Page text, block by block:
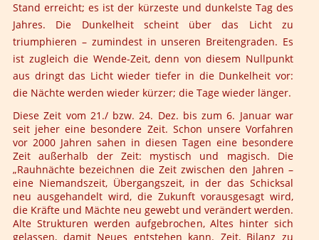
Stand erreicht; es ist der kürzeste und dunkelste Tag des
Jahres. Die Dunkelheit scheint über das Licht zu
triumphieren – zumindest in unseren Breitengraden. Es
ist zugleich die Wende-Zeit, denn von diesem Nullpunkt
aus dringt das Licht wieder tiefer in die Dunkelheit vor:
die Nächte werden wieder kürzer; die Tage wieder länger.
Diese Zeit vom 21./ bzw. 24. Dez. bis zum 6. Januar war
seit jeher eine besondere Zeit. Schon unsere Vorfahren
vor 2000 Jahren sahen in diesen Tagen eine besondere
Zeit außerhalb der Zeit: mystisch und magisch. Die
„Rauhnächte bezeichnen die Zeit zwischen den Jahren –
eine Niemandszeit, Übergangszeit, in der das Schicksal
neu ausgehandelt wird, die Zukunft vorausgesagt wird,
die Kräfte und Mächte neu gewebt und verändert werden.
Alte Strukturen werden aufgebrochen, Altes hinter sich
gelassen, damit Neues entstehen kann. Zeit, Bilanz zu